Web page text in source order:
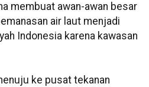
membuat awan-awan besar
air laut menjadi
Indonesia karena kawasan
ke pusat tekanan